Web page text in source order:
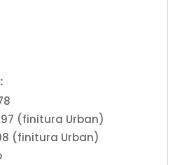
(finitura Urban)
(finitura Urban)